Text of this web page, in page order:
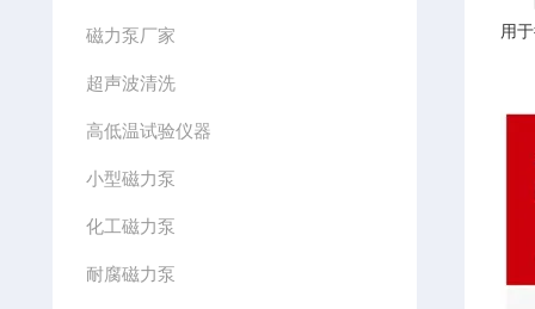
磁力泵厂家
超声波清洗
高低温试验仪器
小型磁力泵
化工磁力泵
耐腐磁力泵
用